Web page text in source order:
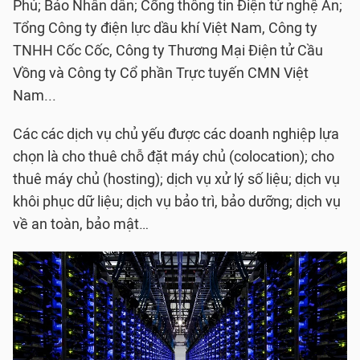
Phủ; Báo Nhân dân; Cổng thông tin Điện tử nghệ An;
Tổng Công ty điện lực dầu khí Việt Nam, Công ty
TNHH Cốc Cốc, Công ty Thương Mại Điện tử Cầu
Vồng và Công ty Cổ phần Trực tuyến CMN Việt
Nam...
Các các dịch vụ chủ yếu được các doanh nghiệp lựa
chọn là cho thuê chỗ đặt máy chủ (colocation); cho
thuê máy chủ (hosting); dịch vụ xử lý số liệu; dịch vụ
khôi phục dữ liệu; dịch vụ bảo trì, bảo dưỡng; dịch vụ
về an toàn, bảo mật…